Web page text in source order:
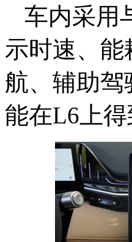
车内采用
示时速、
航、辅助
能在L6上